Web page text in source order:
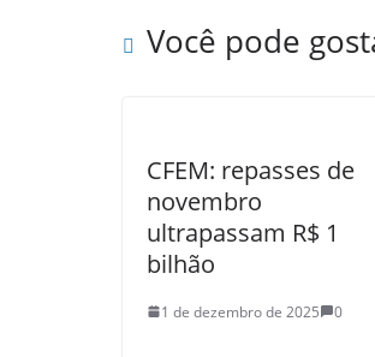
Você pode
CFEM: repasses de
novembro
ultrapassam R$ 1
bilhão
1 de dezembro de 2025 0